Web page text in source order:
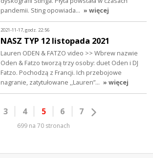
pandemii. Sting opowiada… » więcej
2021-11-17, godz. 22:56
NASZ TYP 12 listopada 2021
Lauren ODEN & FATZO video >> Wbrew nazwie
Oden & Fatzo tworzą trzy osoby: duet Oden i DJ
Fatzo. Pochodzą z Francji. Ich przebojowe
nagranie, zatytułowane ,,Lauren”… » więcej
3 4 5 6 7
699 na 70 stronach